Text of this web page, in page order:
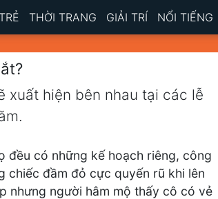
THỜI TRANG GIẢI TRÍ NỔI TIẾNG
xuất hiện bên nhau tại các lễ
đều có những kế hoạch riêng, công
chiếc đầm đỏ cực quyến rũ khi lên
nhưng người hâm mộ thấy cô có vẻ